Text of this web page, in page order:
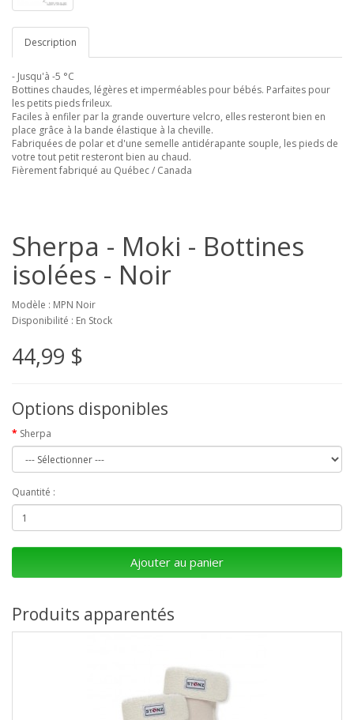
Description
- Jusqu'à -5 °C
Bottines chaudes, légères et imperméables pour bébés. Parfaites pour
les petits pieds frileux.
Faciles à enfiler par la grande ouverture velcro, elles resteront bien en
place grâce à la bande élastique à la cheville.
Fabriquées de polar et d'une semelle antidérapante souple, les pieds de
votre tout petit resteront bien au chaud.
Fièrement fabriqué au Québec / Canada
Sherpa - Moki - Bottines
isolées - Noir
Modèle : MPN Noir
Disponibilité : En Stock
44,99 $
Options disponibles
Sherpa
Quantité :
Ajouter au panier
Produits apparentés